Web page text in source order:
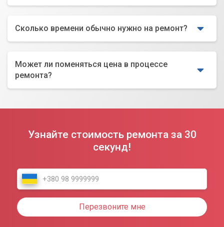
Сколько времени обычно нужно на ремонт?
Может ли поменяться цена в процессе
ремонта?
Узнайте стоимость ремонта за 30
секунд!
Перезвоните мне